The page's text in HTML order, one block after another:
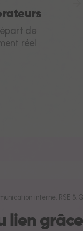
de
réel
interne, RSE &
lien